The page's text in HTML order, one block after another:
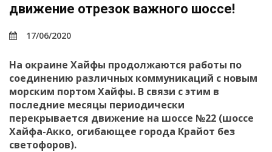
движение отрезок важного шоссе!
17/06/2020
На окраине Хайфы продолжаются работы по
соединению различных коммуникаций с новым
морским портом Хайфы. В связи с этим в
последние месяцы периодически
перекрывается движение на шоссе №22 (шоссе
Хайфа-Акко, огибающее города Крайот без
светофоров).